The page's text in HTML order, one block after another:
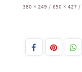
380 × 249 / 650 × 427 /